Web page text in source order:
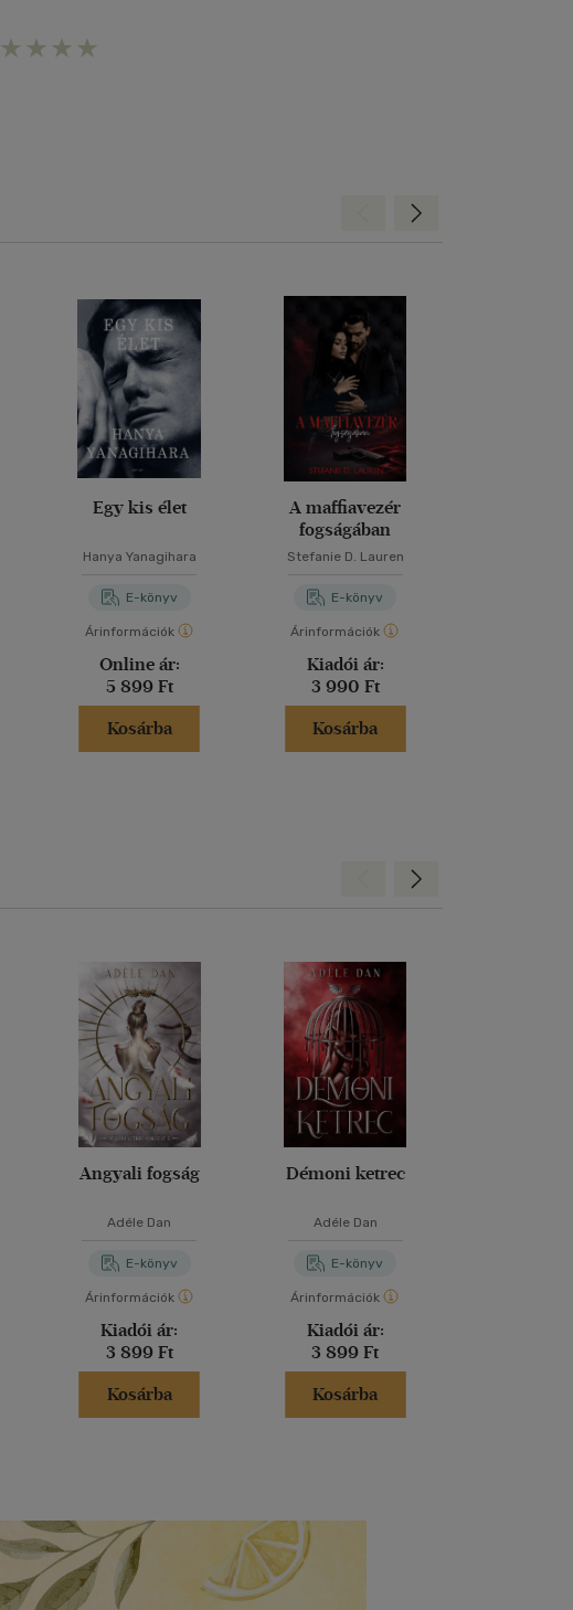
Egy kis élet
Hanya Yanagihara
E-könyv
Árinformációk
Online ár:
5 899 Ft
Kosárba
A maffiavezér
fogságában
Stefanie D. Lauren
E-könyv
Árinformációk
Kiadói ár:
3 990 Ft
Kosárba
Előre
Angyali fogság
Adéle Dan
E-könyv
Árinformációk
Kiadói ár:
3 899 Ft
Kosárba
Démoni ketrec
Adéle Dan
E-könyv
Árinformációk
Kiadói ár:
3 899 Ft
Kosárba
Előre